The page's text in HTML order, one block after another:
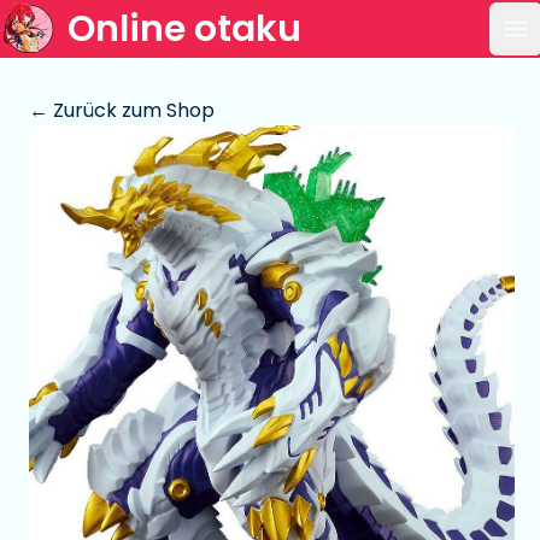
Online otaku
← Zurück zum Shop